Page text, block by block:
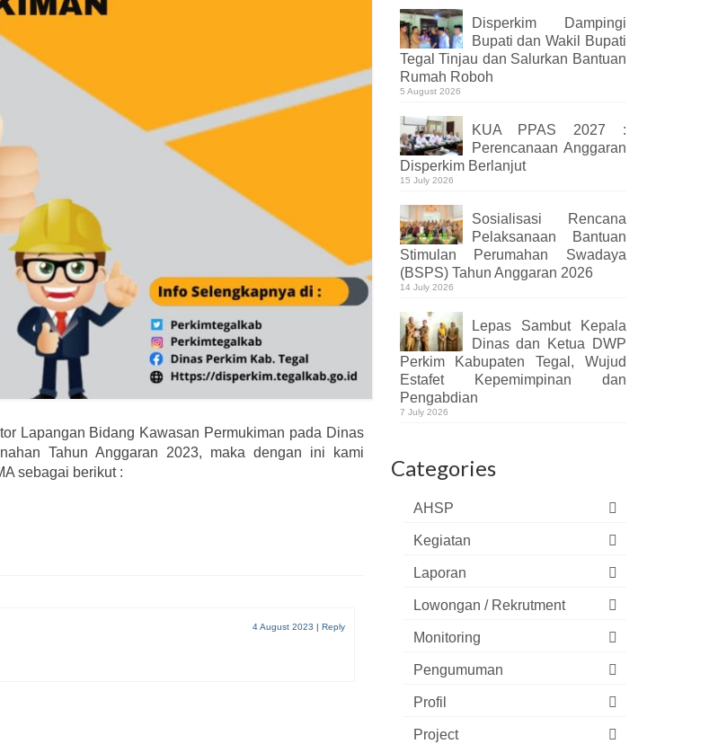
Lapangan Bidang Kawasan Permukiman pada Dinas
Tahun Anggaran 2023, maka dengan ini kami
sebagai berikut :
4 August 2023 | Reply
Disperkim Dampingi
Bupati dan Wakil Bupati
Tegal Tinjau dan Salurkan Bantuan
Rumah Roboh
5 August 2026
KUA PPAS 2027 :
Perencanaan Anggaran
Disperkim Berlanjut
15 July 2026
Sosialisasi Rencana
Pelaksanaan Bantuan
Stimulan Perumahan Swadaya
(BSPS) Tahun Anggaran 2026
14 July 2026
Lepas Sambut Kepala
Dinas dan Ketua DWP
Perkim Kabupaten Tegal, Wujud
Estafet Kepemimpinan dan
Pengabdian
7 July 2026
Categories
AHSP
Kegiatan
Laporan
Lowongan / Rekrutment
Monitoring
Pengumuman
Profil
Project